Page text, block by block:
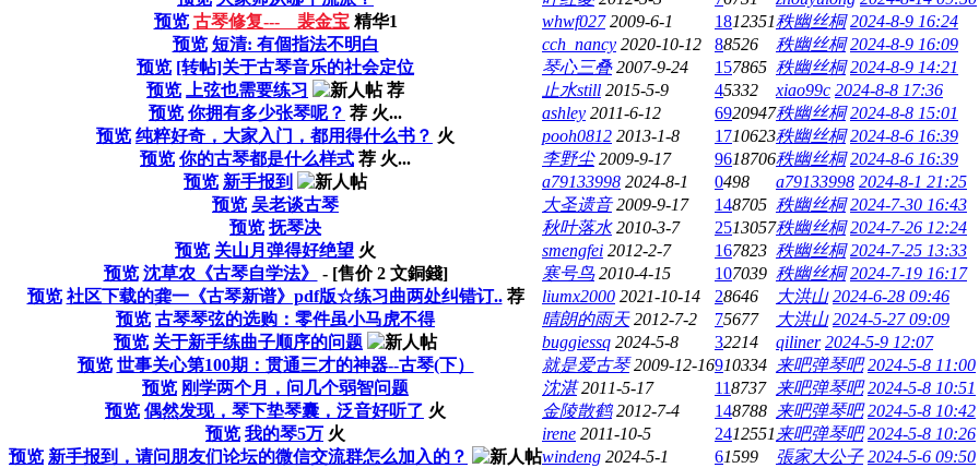
预览 古琴修复--- 裴金宝 精华1 whwf027 2009-6-1 1812351秩幽丝桐 2024-8-9 16:24
预览 短清: 有個指法不明白 cch_nancy 2020-10-12 88526 秩幽丝桐 2024-8-9 16:09
预览 [转帖]关于古琴音乐的社会定位 琴心三叠 2007-9-24 157865 秩幽丝桐 2024-8-9 14:21
预览
上弦也需要练习 荐 止水still 2015-5-9 45332 xiao99c 2024-8-8 17:36
预览 你拥有多少张琴呢？ 荐 火... ashley 2011-6-12 6920947秩幽丝桐 2024-8-8 15:01
预览 纯粹好奇，大家入门，都用得什么书？ 火 pooh0812 2013-1-8 1710623秩幽丝桐 2024-8-6 16:39
预览 你的古琴都是什么样式 荐 火... 李野尘 2009-9-17 9618706秩幽丝桐 2024-8-6 16:39
预览 新手报到 a79133998 2024-8-1 0498 a79133998 2024-8-1 21:25
预览 吴老谈古琴 大圣遗音 2009-9-17 148705 秩幽丝桐 2024-7-30 16:43
预览 抚琴决 秋叶落水 2010-3-7 2513057秩幽丝桐 2024-7-26 12:24
预览 关山月弹得好绝望 火 smengfei 2012-2-7 167823 秩幽丝桐 2024-7-25 13:33
预览 沈草农《古琴自学法》 - [售价2文銅錢] 寒号鸟 2010-4-15 107039 秩幽丝桐 2024-7-19 16:17
预览 社区下载的龚一《古琴新谱》pdf版☆练习曲两处纠错订.. 荐 liumx2000 2021-10-14 28646 大洪山 2024-6-28 09:46
预览 古琴琴弦的选购：零件虽小马虎不得 晴朗的雨天 2012-7-2 75677 大洪山 2024-5-27 09:09
预览 关于新手练曲子顺序的问题 buggiessq 2024-5-8 32214 qiliner 2024-5-9 12:07
预览 世事关心第100期：贯通三才的神器--古琴(下） 就是爱古琴 2009-12-16910334 来吧弹琴吧 2024-5-8 11:00
预览 刚学两个月，问几个弱智问题 沈湛 2011-5-17 118737 来吧弹琴吧 2024-5-8 10:51
预览 偶然发现，琴下垫琴囊，泛音好听了 火 金陵散鹤 2012-7-4 148788 来吧弹琴吧 2024-5-8 10:42
预览 我的琴5万 火 irene 2011-10-5 2412551 来吧弹琴吧 2024-5-8 10:26
预览 新手报到，请问朋友们论坛的微信交流群怎么加入的？ windeng 2024-5-1 61599 張家大公子 2024-5-6 09:50